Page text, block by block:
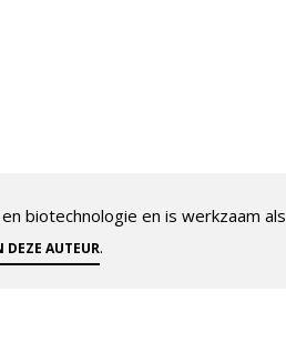
biotechnologie en is werkzaam als
DEZE AUTEUR.